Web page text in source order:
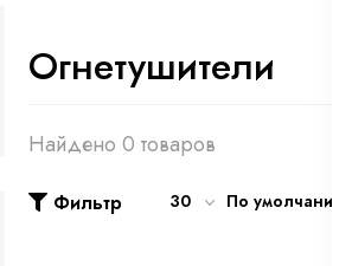
Огнетушители
Найдено 0 товаров
Фильтр 30 По умолчанию